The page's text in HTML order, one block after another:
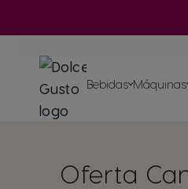
Bebidas Máquinas
Ver todos os acessórios
Compromissos sustentáveis com
Oferta